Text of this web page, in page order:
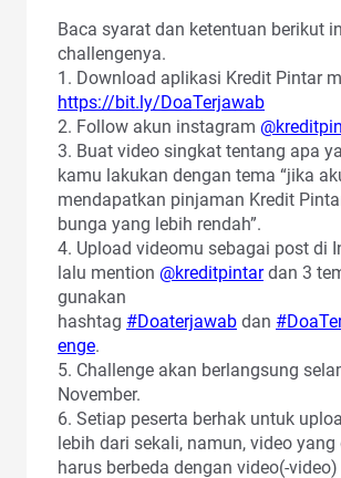
Baca syarat dan ketentuan berikut
challengenya.
1. Download aplikasi Kredit Pintar
https://bit.ly/DoaTerjawab
2. Follow akun instagram
3. Buat video singkat tentang apa
kamu lakukan dengan tema “jika
mendapatkan pinjaman Kredit
bunga yang lebih rendah”.
4. Upload videomu sebagai post di
lalu mention @kreditpintardan 3
gunakan
hashtag #Doaterjawab dan
enge.
5. Challenge akan berlangsung
November.
6. Setiap peserta berhak untuk
lebih dari sekali, namun, video
harus berbeda dengan video(-